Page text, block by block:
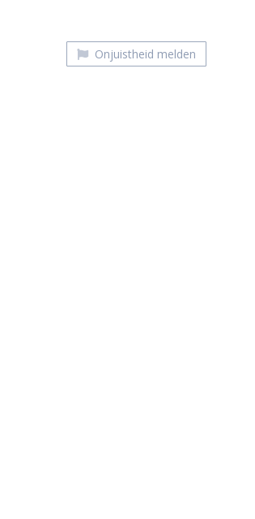
Onjuistheid melden